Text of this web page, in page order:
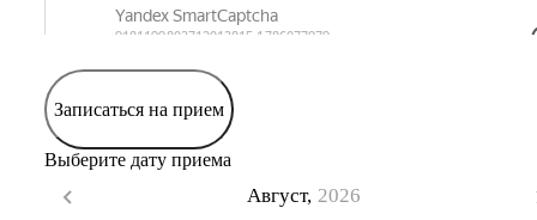
Записаться на прием
Выберите дату приема
Август, 2026